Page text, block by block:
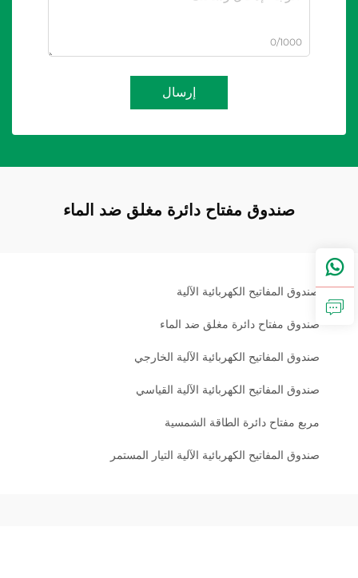
0/1000
إرسال
صندوق مفتاح دائرة مغلق ضد الماء
صندوق المفاتيح الكهربائية الآلية
صندوق مفتاح دائرة مغلق ضد الماء
صندوق المفاتيح الكهربائية الآلية الخارجي
صندوق المفاتيح الكهربائية الآلية القياسي
مربع مفتاح دائرة الطاقة الشمسية
صندوق المفاتيح الكهربائية الآلية التيار المستمر